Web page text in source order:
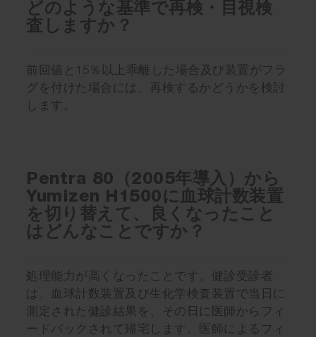
どのような基準で再検・目視検
査しますか？
前回値と15％以上乖離した場合及び装置がフラ
グを付けた場合には、再検するかどうかを検討
します。
Pentra 80（2005年導入）から
Yumizen H1500に血球計数装置
を切り替えて、良くなったこと
はどんなことですか？
処理能力が高くなったことです。健診受診者
は、血球計数装置及び生化学検査装置で当日に
測定された健診結果を、その日に医師からフィ
ードバックされて帰宅します。医師によるフィ